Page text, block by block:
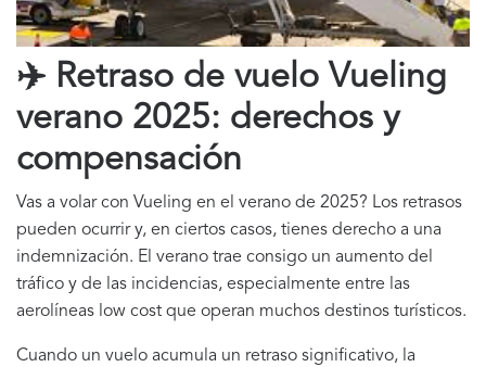
✈️ Retraso de vuelo Vueling
verano 2025: derechos y
compensación
Vas a volar con Vueling en el verano de 2025? Los retrasos
pueden ocurrir y, en ciertos casos, tienes derecho a una
indemnización. El verano trae consigo un aumento del
tráfico y de las incidencias, especialmente entre las
aerolíneas low cost que operan muchos destinos turísticos.
Cuando un vuelo acumula un retraso significativo, la